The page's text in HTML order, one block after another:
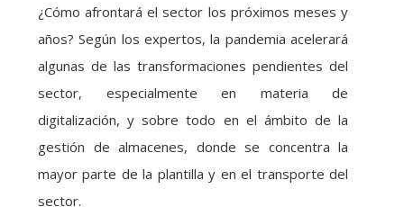
¿Cómo afrontará el sector los próximos meses y
años? Según los expertos, la pandemia acelerará
algunas de las transformaciones pendientes del
sector, especialmente en materia de
digitalización, y sobre todo en el ámbito de la
gestión de almacenes, donde se concentra la
mayor parte de la plantilla y en el transporte del
sector.